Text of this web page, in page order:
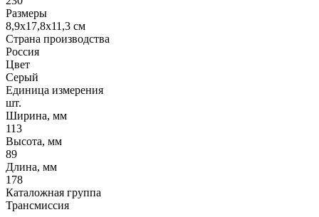
Размеры
8,9х17,8х11,3 см
Страна производства
Россия
Цвет
Серый
Единица измерения
шт.
Ширина, мм
113
Высота, мм
89
Длина, мм
178
Каталожная группа
Трансмиссия